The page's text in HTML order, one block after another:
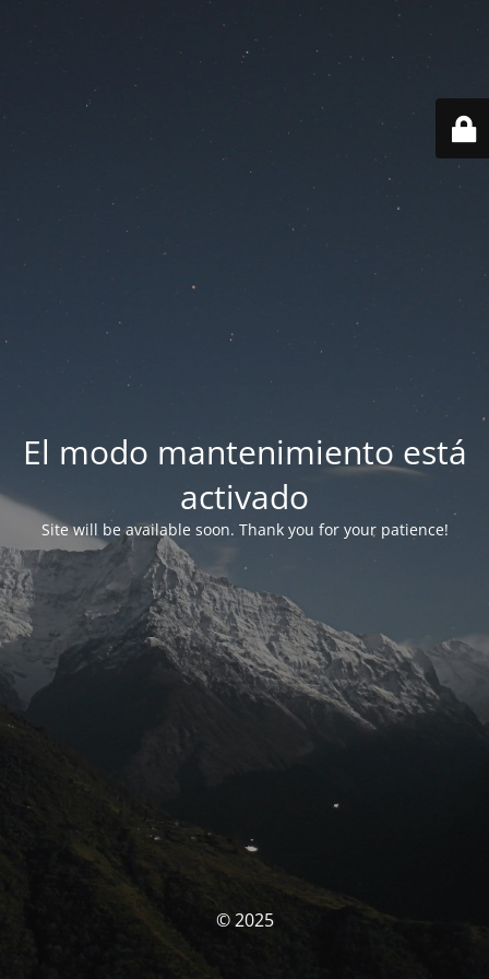
El modo mantenimiento está
activado
Site will be available soon. Thank you for your patience!
© 2025